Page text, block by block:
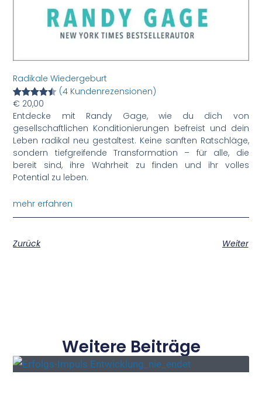
Radikale Wiedergeburt
Bewertet
mit4.50
von 5,
basierend
auf
4
Kundenbe
wertungen
(4 Kundenrezensionen)
€ 20,00
Entdecke mit Randy Gage, wie du dich von
gesellschaftlichen Konditionierungen befreist und dein
Leben radikal neu gestaltest. Keine sanften Ratschläge,
sondern tiefgreifende Transformation – für alle, die
bereit sind, ihre Wahrheit zu finden und ihr volles
Potential zu leben.
mehr erfahren
Zurück Weiter
Weitere Beiträge